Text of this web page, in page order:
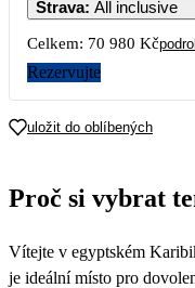
Strava: All inclusive
Celkem: 70 980 Kč
Rezervujte
uložit do oblíbených
Proč si vybrat
Vítejte v egyptském
je ideální místo pro